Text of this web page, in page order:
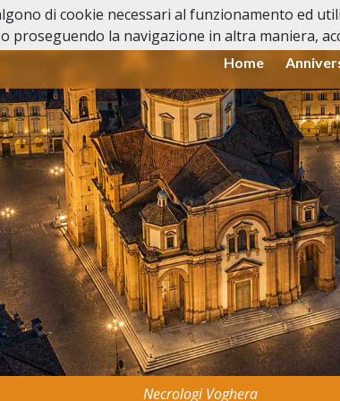
Home
Necrologi Voghera
di cookie necessari al funzionamento ed
proseguendo la navigazione in altra maniera,